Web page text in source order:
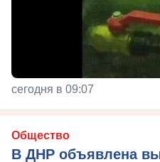
сегодня в 09:07
Общество
В ДНР объявлена